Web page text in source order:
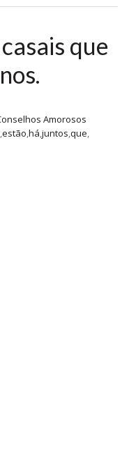
que
Amorosos
,estão,há,juntos,que,